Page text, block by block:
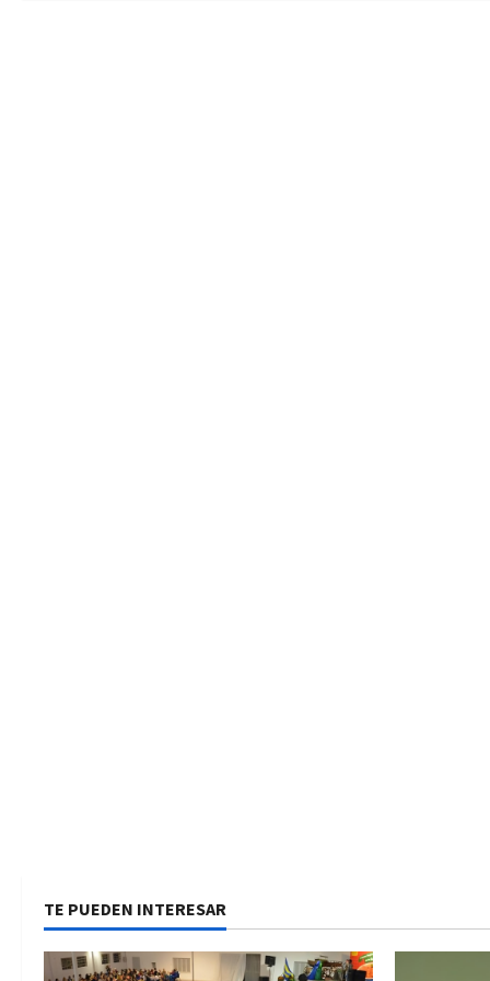
TE PUEDEN INTERESAR